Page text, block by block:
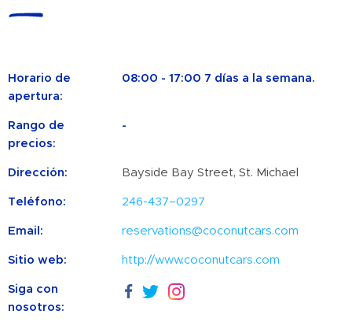
Horario de
apertura:
08:00 - 17:00 7 días a la semana.
Rango de
precios:
-
Dirección: Bayside Bay Street, St. Michael
Teléfono: 246-437–0297
Email: reservations@coconutcars.com
Sitio web: http://www.coconutcars.com
Siga con
nosotros: